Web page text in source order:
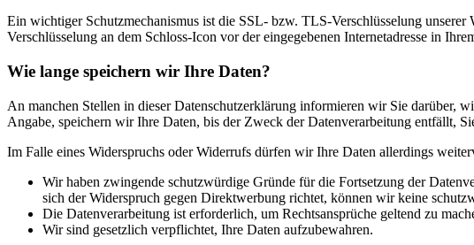
Ein wichtiger Schutzmechanismus ist die SSL- bzw. TLS-Verschlüsselung
Verschlüsselung an dem Schloss-Icon vor der eingegebenen Internetadresse in
Wie lange speichern wir Ihre Daten?
An manchen Stellen in dieser Datenschutzerklärung informieren wir Sie darüber,
Angabe, speichern wir Ihre Daten, bis der Zweck der Datenverarbeitung entfällt,
Im Falle eines Widerspruchs oder Widerrufs dürfen wir Ihre Daten allerdings
Wir haben zwingende schutzwürdige Gründe für die Fortsetzung der
sich der Widerspruch gegen Direktwerbung richtet, können wir keine
Die Datenverarbeitung ist erforderlich, um Rechtsansprüche geltend zu
Wir sind gesetzlich verpflichtet, Ihre Daten aufzubewahren.